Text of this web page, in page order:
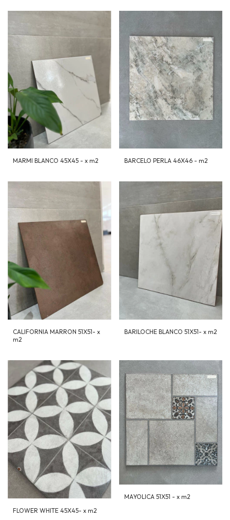
MARMI BLANCO 45X45 - x m2 BARCELO PERLA 46X46 - m2
CALIFORNIA MARRON 51X51- x
m2
BARILOCHE BLANCO 51X51- x m2
FLOWER WHITE 45X45- x m2
MAYOLICA 51X51 - x m2